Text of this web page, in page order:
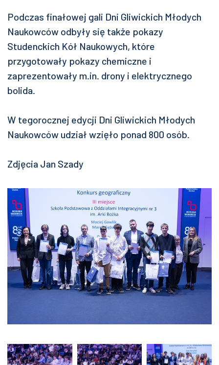
Podczas finałowej gali Dni Gliwickich Młodych
Naukowców odbyły się także pokazy
Studenckich Kół Naukowych, które
przygotowały pokazy chemiczne i
zaprezentowały m.in. drony i elektrycznego
bolida.
W tegorocznej edycji Dni Gliwickich Młodych
Naukowców udział wzięło ponad 800 osób.
Zdjęcia Jan Szady